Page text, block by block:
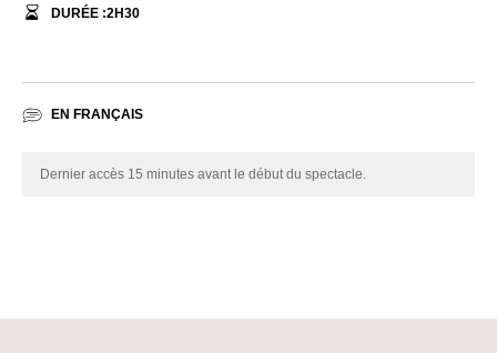
DURÉE :2H30
EN FRANÇAIS
Dernier accès 15 minutes avant le début du spectacle.